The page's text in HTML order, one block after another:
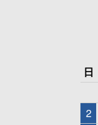
日
2